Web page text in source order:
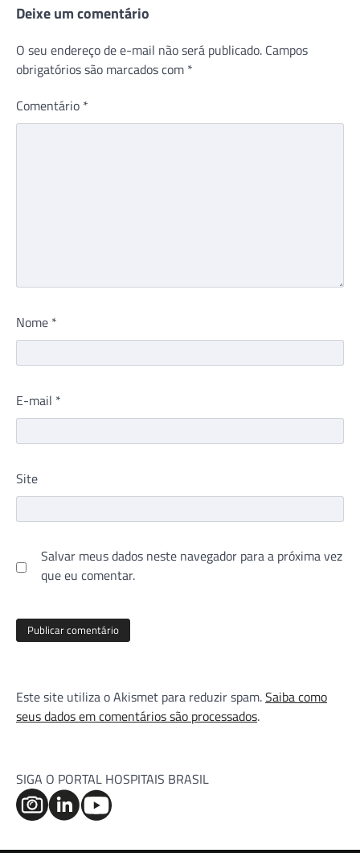
Deixe um comentário
O seu endereço de e-mail não será publicado. Campos
obrigatórios são marcados com *
Comentário *
Nome *
E-mail *
Site
Salvar meus dados neste navegador para a próxima vez
que eu comentar.
Este site utiliza o Akismet para reduzir spam.Saiba como
seus dados em comentários são processados.
SIGA O PORTAL HOSPITAIS BRASIL